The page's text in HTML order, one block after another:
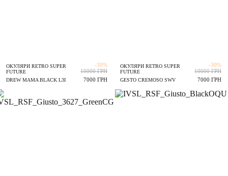
ОКУЛЯРИ RETRO SUPER
FUTURE
DREW MAMA BLACK L3I
10000 ГРН
-30%
7000 ГРН
ОКУЛЯРИ RETRO SUPER
FUTURE
GESTO CREMOSO SWV
10000 ГРН
-30%
7000 ГРН